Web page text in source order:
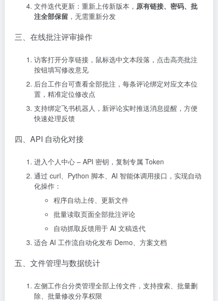
文件迭代更新：重新上传新版本， 原有链接、密码、批
注全部保留 ，无需重新分发
三、在线批注评审操作
访客打开分享链接，鼠标选中文本段落，点击高亮批注
按钮填写修改意见
后台工作台可查看全部批注，每条评论绑定对应文本位
置，精准定位修改点
支持绑定飞书机器人，新评论实时推送消息提醒，方便
快速处理反馈
四、API 自动化对接
进入个人中心 – API 密钥，复制专属 Token
通过 curl、Python 脚本、AI 智能体调用接口，实现自动
化操作：
程序自动上传、更新文件
批量读取页面全部批注评论
自动抓取反馈用于 AI 文稿迭代
适合 AI 工作流自动化发布 Demo、方案文档
五、文件管理与数据统计
左侧工作台分类管理全部上传文件，支持搜索、批量删
除、批量修改分享权限